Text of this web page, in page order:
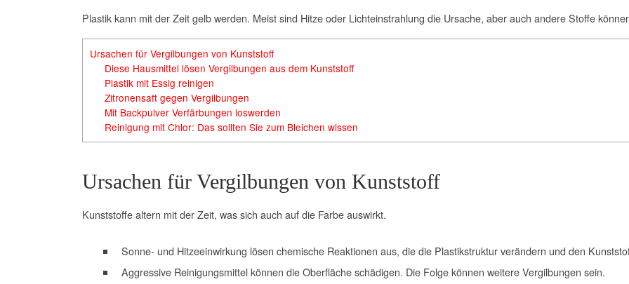
Plastik kann mit der Zeit gelb werden. Meist sind Hitze oder Lichteinstrahlung die Ursache, aber auch andere Stoffe
Ursachen für Vergilbungen von Kunststoff
Diese Hausmittel lösen Vergilbungen aus dem Kunststoff
Plastik mit Essig reinigen
Zitronensaft gegen Vergilbungen
Mit Backpulver Verfärbungen loswerden
Reinigung mit Chlor: Das sollten Sie zum Bleichen wissen
Ursachen für Vergilbungen von Kunststoff
Kunststoffe altern mit der Zeit, was sich auch auf die Farbe auswirkt.
Sonne- und Hitzeeinwirkung lösen chemische Reaktionen aus, die die Plastikstruktur verändern und den
Aggressive Reinigungsmittel können die Oberfläche schädigen. Die Folge können weitere Vergilbungen sein.